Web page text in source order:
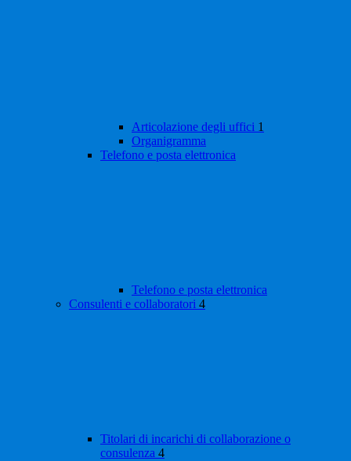
Articolazione degli uffici 1
Organigramma
Telefono e posta elettronica
Telefono e posta elettronica
Consulenti e collaboratori 4
Titolari di incarichi di collaborazione o
consulenza 4